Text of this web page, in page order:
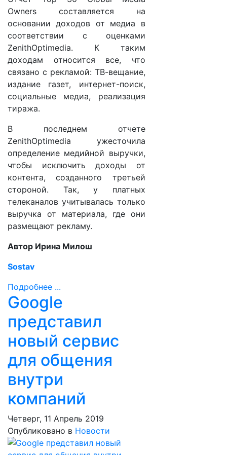
Owners составляется на
основании доходов от медиа в
соответствии с оценками
ZenithOptimedia. К таким
доходам относится все, что
связано с рекламой: ТВ-вещание,
издание газет, интернет-поиск,
социальные медиа, реализация
тиража.
В последнем отчете
ZenithOptimedia ужесточила
определение медийной выручки,
чтобы исключить доходы от
контента, созданного третьей
стороной. Так, у платных
телеканалов учитывалась только
выручка от материала, где они
размещают рекламу.
Автор Ирина Милош
Sostav
Подробнее ...
Google
представил
новый сервис
для общения
внутри
компаний
Четверг, 11 Апрель 2019
Опубликовано в Новости